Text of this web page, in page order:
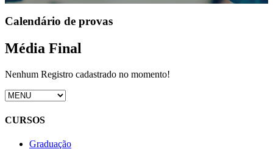
Calendário de provas
Média Final
Nenhum Registro cadastrado no momento!
CURSOS
Graduação